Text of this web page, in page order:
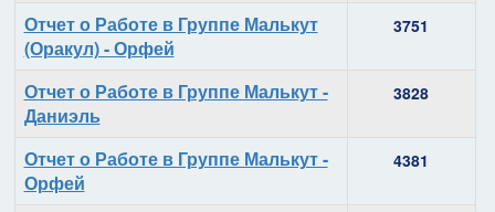
Отчет о Работе в Группе Малькут
(Оракул) - Орфей
3751
Отчет о Работе в Группе Малькут -
Даниэль
3828
Отчет о Работе в Группе Малькут -
Орфей
4381